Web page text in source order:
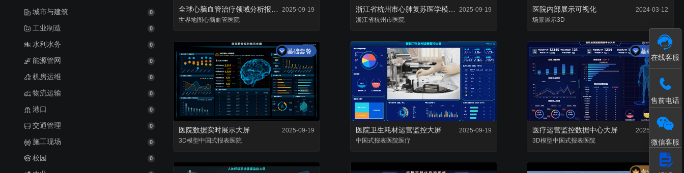
在线客服
售前电话
微信客服
城市与建筑 0
工业制造 0
水利水务 0
能源管网 0
机房运维 0
物流运输 0
港口 0
交通管理 0
施工现场 0
校园 0
2025-09-19
世界地图心脑血管医院
浙江省杭州市心肺复苏医学模型大屏
2025-09-19
浙江省杭州市医院
医院内部展示可视化
2024-03-12
场景展示3D
基础套餐
医院数据实时展示大屏
2025-09-19
3D模型中国式报表医院
医院卫生耗材运营监控大屏
2025-09-19
中国式报表医院医疗
基础套餐
医疗运营监控数据中心大屏
2025-09-19
3D模型中国式报表医院